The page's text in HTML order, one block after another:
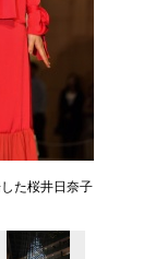
た桜井日奈子